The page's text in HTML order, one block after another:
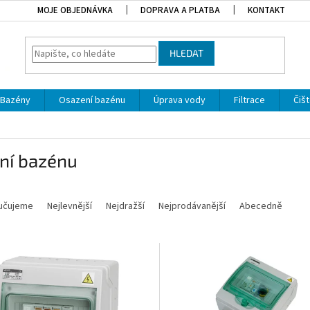
MOJE OBJEDNÁVKA DOPRAVA A PLATBA KONTAKT
HLEDAT
Bazény Osazení bazénu Úprava vody Filtrace
bazénu
Nejlevnější Nejdražší Nejprodávanější Abecedně